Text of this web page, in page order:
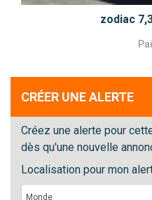
zodiac
CRÉER UNE ALERTE
Créez une alerte pour
dès qu'une nouvelle
Localisation pour mon